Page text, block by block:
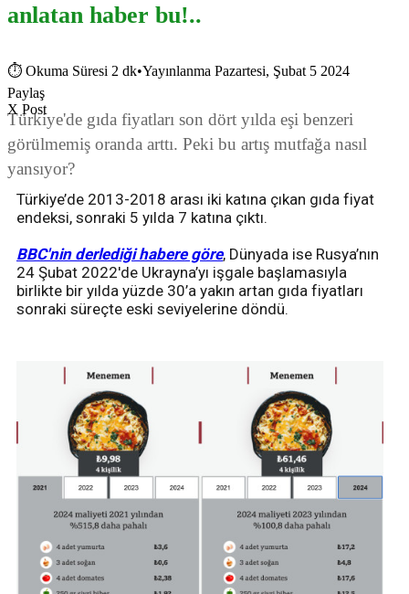
anlatan haber bu!..
⏱ Okuma Süresi 2 dk•Yayınlanma Pazartesi, Şubat 5 2024
Paylaş
X Post
Türkiye'de gıda fiyatları son dört yılda eşi benzeri
görülmemiş oranda arttı. Peki bu artış mutfağa nasıl
yansıyor?
Türkiye’de 2013-2018 arası iki katına çıkan gıda fiyat
endeksi, sonraki 5 yılda 7 katına çıktı.
BBC'nin derlediği habere göre, Dünyada ise Rusya’nın
24 Şubat 2022'de Ukrayna’yı işgale başlamasıyla
birlikte bir yılda yüzde 30’a yakın artan gıda fiyatları
sonraki süreçte eski seviyelerine döndü.